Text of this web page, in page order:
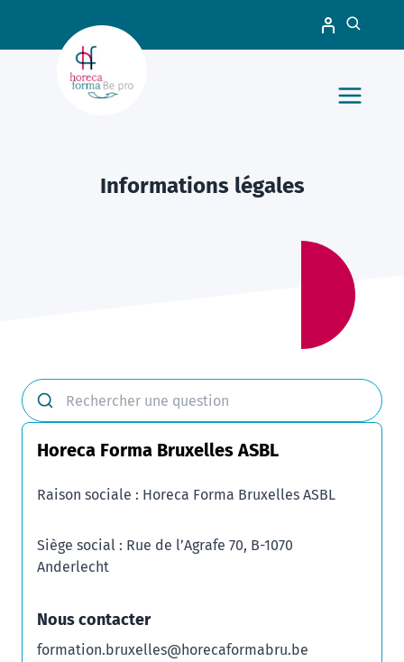
Informations légales
Horeca Forma Bruxelles ASBL
Raison sociale : Horeca Forma Bruxelles ASBL
Siège social : Rue de l’Agrafe 70, B-1070
Anderlecht
Nous contacter
formation.bruxelles@horecaformabru.be